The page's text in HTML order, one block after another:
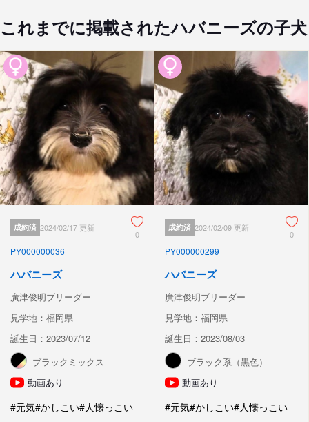
これまでに掲載されたハバニーズの子犬
成約済 2024/02/17 更新
0
PY000000036
ハバニーズ
廣津俊明ブリーダー
見学地：福岡県
誕生日：2023/07/12
ブラックミックス
動画あり
#元気#かしこい#人懐っこい
成約済 2024/02/09 更新
0
PY000000299
ハバニーズ
廣津俊明ブリーダー
見学地：福岡県
誕生日：2023/08/03
ブラック系（黒色）
動画あり
#元気#かしこい#人懐っこい